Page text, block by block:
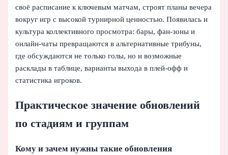
своё расписание к ключевым матчам, строят планы вечера
вокруг игр с высокой турнирной ценностью. Появилась и
культура коллективного просмотра: бары, фан-зоны и
онлайн-чаты превращаются в альтернативные трибуны,
где обсуждаются не только голы, но и возможные
расклады в таблице, варианты выхода в плей-офф и
статистика игроков.
Практическое значение обновлений
по стадиям и группам
Кому и зачем нужны такие обновления